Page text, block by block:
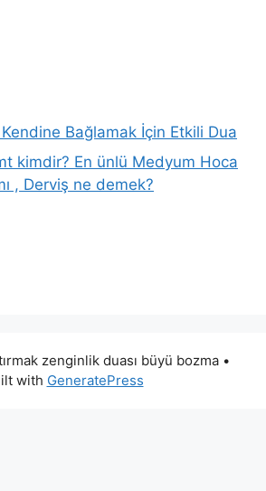
Bağlamak İçin Etkili Dua
kimdir? En ünlü Medyum Hoca
, Derviş ne demek?
zenginlik duası büyü bozma •
with GeneratePress